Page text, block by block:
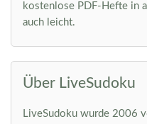
kostenlose PDF-Hefte in
auch leicht.
Über LiveSudoku
LiveSudoku wurde 2006